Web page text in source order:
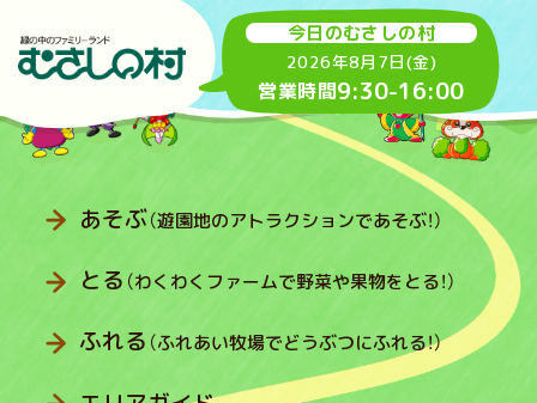
今日のむさしの村
2026年8月7日(金)
営業時間9:30-16:00
あそぶ（遊園地のアトラクションであそぶ！）
とる （わくわくファームで野菜や果物をとる！）
ふれる （ふれあい牧場でどうぶつにふれる！）